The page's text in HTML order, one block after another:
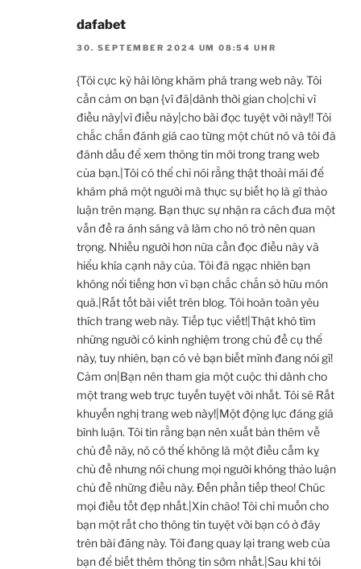
dafabet
30. SEPTEMBER 2024 UM 08:54 UHR
{Tôi cực kỳ hài lòng khám phá trang web này. Tôi
cần cảm ơn bạn {vì đã|dành thời gian cho|chỉ vì
điều này|vì điều này|cho bài đọc tuyệt vời này!! Tôi
chắc chắn đánh giá cao từng một chút nó và tôi đã
đánh dấu để xem thông tin mới trong trang web
của bạn.|Tôi có thể chỉ nói rằng thật thoải mái để
khám phá một người mà thực sự biết họ là gì thảo
luận trên mạng. Bạn thực sự nhận ra cách đưa một
vấn đề ra ánh sáng và làm cho nó trở nên quan
trọng. Nhiều người hơn nữa cần đọc điều này và
hiểu khía cạnh này của. Tôi đã ngạc nhiên bạn
không nổi tiếng hơn vì bạn chắc chắn sở hữu món
quà.|Rất tốt bài viết trên blog. Tôi hoàn toàn yêu
thích trang web này. Tiếp tục viết!|Thật khó tìm
những người có kinh nghiệm trong chủ đề cụ thể
này, tuy nhiên, bạn có vẻ bạn biết mình đang nói gì!
Cảm ơn|Bạn nên tham gia một cuộc thi dành cho
một trang web trực tuyến tuyệt vời nhất. Tôi sẽ Rất
khuyến nghị trang web này!|Một động lực đáng giá
bình luận. Tôi tin rằng bạn nên xuất bản thêm về
chủ đề này, nó có thể không là một điều cấm kỵ
chủ đề nhưng nói chung mọi người không thảo luận
chủ đề những điều này. Đến phần tiếp theo! Chúc
mọi điều tốt đẹp nhất.|Xin chào! Tôi chỉ muốn cho
bạn một rất cho thông tin tuyệt vời bạn có ở đây
trên bài đăng này. Tôi đang quay lại trang web của
bạn để biết thêm thông tin sớm nhất.|Sau khi tôi